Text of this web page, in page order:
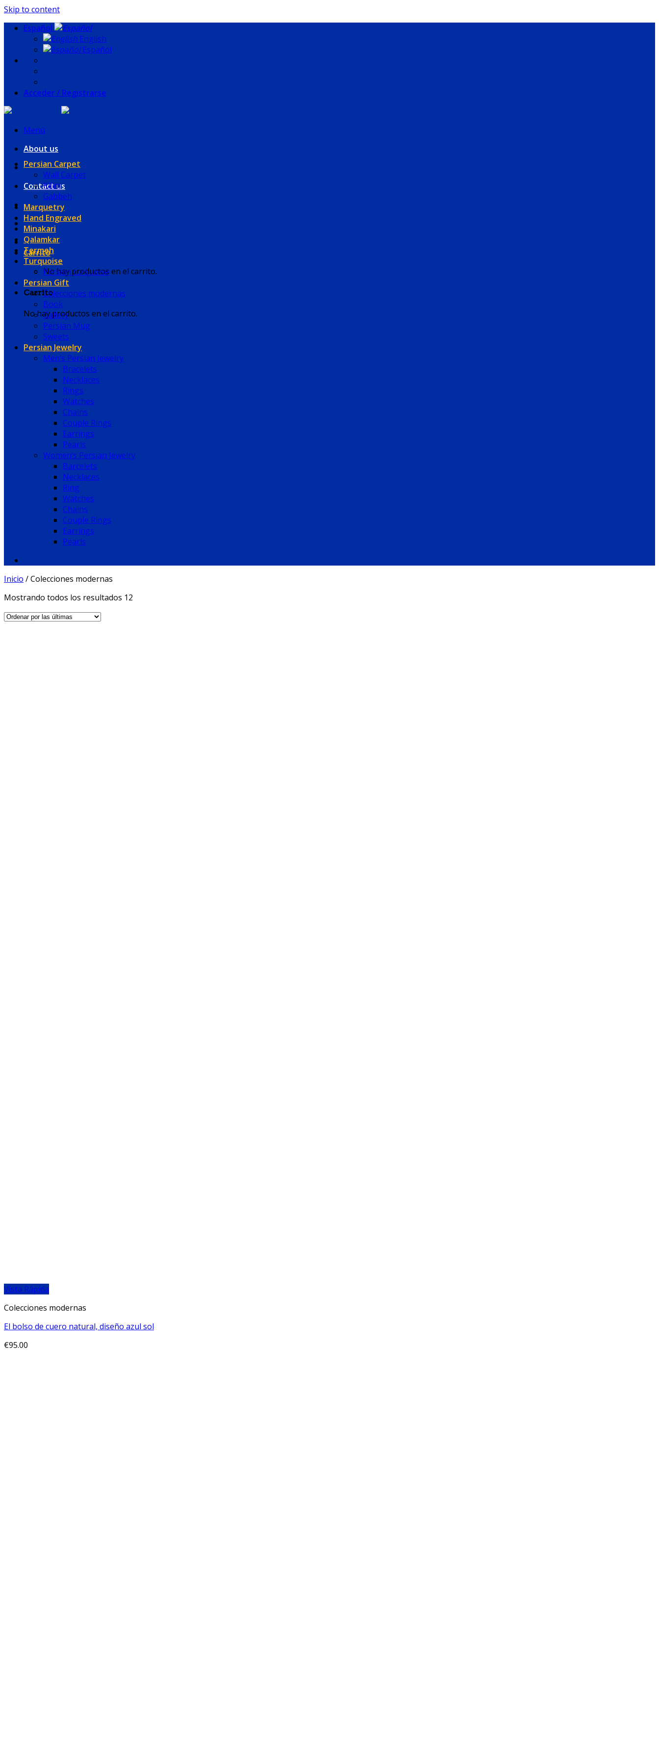
Skip to content
Español
English
Español
Acceder / Registrarse
Menú
About us
Contact us
Carrito
No hay productos en el carrito.
Carrito
No hay productos en el carrito.
Persian Carpet
Wall Carpet
Kilim
Gabbeh
Marquetry
Hand Engraved
Minakari
Qalamkar
Termeh
Turquoise
Persian turquoise
Persian Gift
Colecciones modernas
Book
Gallery
Persian Mug
Sweets
Persian Jewelry
Men’s Persian Jewelry
Bracelets
Necklaces
Rings
Watches
Chains
Couple Rings
Earrings
Pearls
Women’s Persian Jewelry
Barcelets
Necklaces
Ring
Watches
Chains
Couple Rings
Earrings
Pearls
Inicio /Colecciones modernas
Mostrando todos los resultados 12
Vista Rápida
Colecciones modernas
El bolso de cuero natural, diseño azul sol
€95.00